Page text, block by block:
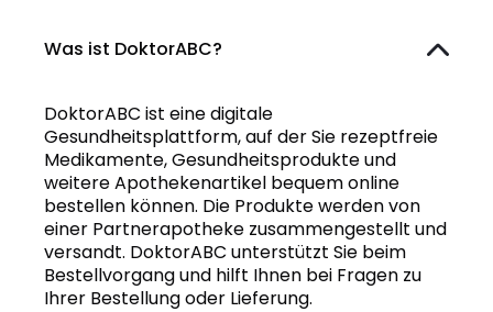
Was ist DoktorABC?
DoktorABC ist eine digitale
Gesundheitsplattform, auf der Sie rezeptfreie
Medikamente, Gesundheitsprodukte und
weitere Apothekenartikel bequem online
bestellen können. Die Produkte werden von
einer Partnerapotheke zusammengestellt und
versandt. DoktorABC unterstützt Sie beim
Bestellvorgang und hilft Ihnen bei Fragen zu
Ihrer Bestellung oder Lieferung.